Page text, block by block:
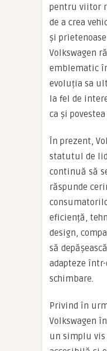
pentru viitor
de a crea
și
Volkswagen
emblematic
evoluția sa
la fel de
ca și
În prezent,
statutul de
continuă să
răspunde
eficiență,
design,
să
adapteze
schimbare.
Privind în
Volkswagen
un simplu vis